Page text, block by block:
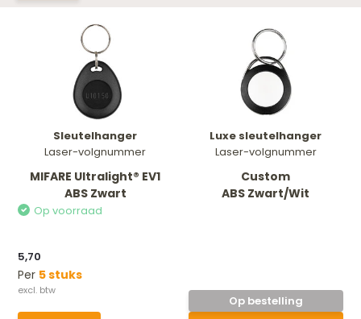
Sleutelhanger
Laser-volgnummer
MIFARE Ultralight® EV1
ABS Zwart
Op voorraad
5,70
Per 5 stuks
Luxe sleutelhanger
Laser-volgnummer
Custom
ABS Zwart/Wit
Op bestelling